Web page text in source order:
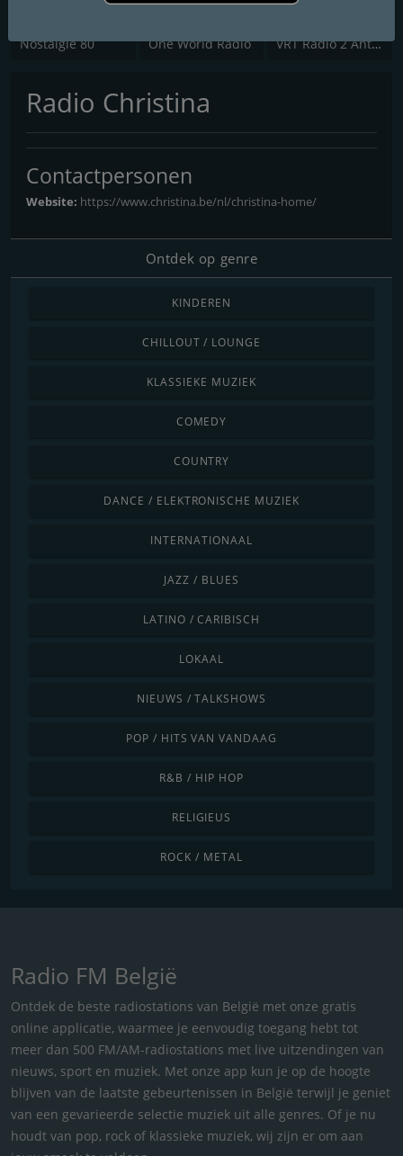
Nostalgie 80 One World Radio VRT Radio 2 Antwerpen
Radio Christina
Contactpersonen
Website: https://www.christina.be/nl/christina-home/
Ontdek op genre
KINDEREN
CHILLOUT / LOUNGE
KLASSIEKE MUZIEK
COMEDY
COUNTRY
DANCE / ELEKTRONISCHE MUZIEK
INTERNATIONAAL
JAZZ / BLUES
LATINO / CARIBISCH
LOKAAL
NIEUWS / TALKSHOWS
POP / HITS VAN VANDAAG
R&B / HIP HOP
RELIGIEUS
ROCK / METAL
Radio FM België
Ontdek de beste radiostations van België met onze gratis
online applicatie, waarmee je eenvoudig toegang hebt tot
meer dan 500 FM/AM-radiostations met live uitzendingen van
nieuws, sport en muziek. Met onze app kun je op de hoogte
blijven van de laatste gebeurtenissen in België terwijl je geniet
van een gevarieerde selectie muziek uit alle genres. Of je nu
houdt van pop, rock of klassieke muziek, wij zijn er om aan